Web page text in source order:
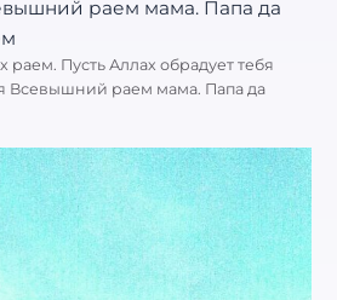
раем. Пусть Аллах обрадует тебя
Всевышний раем мама. Папа да